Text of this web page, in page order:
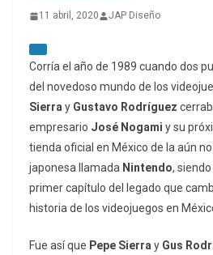
11 abril, 2020 JAP Diseño
Corría el año de 1989 cuando dos
del novedoso mundo de los
Sierra y Gustavo Rodríguez
empresario José Nogami y su
tienda oficial en México de la aún
japonesa llamada Nintendo,
primer capítulo del legado que
historia de los videojuegos en
Fue así que Pepe Sierra y Gus